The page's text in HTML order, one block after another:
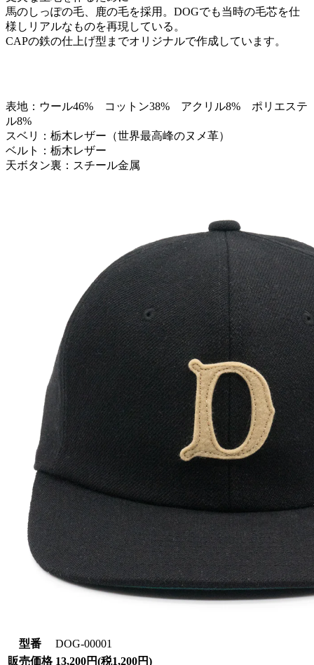
馬のしっぽの毛、鹿の毛を採用。DOGでも当時の毛芯を仕
様しリアルなものを再現している。
CAPの鉄の仕上げ型までオリジナルで作成しています。
表地：ウール46% コットン38% アクリル8% ポリエステ
ル8%
スベリ：栃木レザー（世界最高峰のヌメ革）
ベルト：栃木レザー
天ボタン裏：スチール金属
型番
DOG-00001
販売価格 13,200円(税1,200円)